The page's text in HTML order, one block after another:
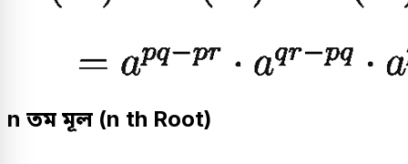
n তম মূল (n th Root)